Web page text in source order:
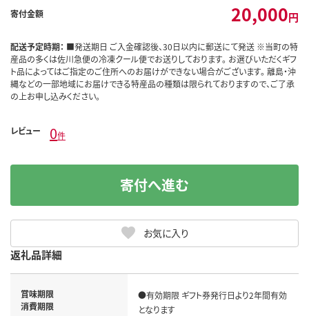
寄付金額 20,000円
配送予定時期： ■発送期日 ご入金確認後、30日以内に郵送にて発送 ※当町の特
産品の多くは佐川急便の冷凍クール便でお送りしております。 お選びいただくギフ
ト品によってはご指定のご住所へのお届けができない場合がございます。 離島・沖
縄などの一部地域にお届けできる特産品の種類は限られておりますので、ご了承
の上お申し込みください。
レビュー 0件
お気に入り
寄付へ進む
返礼品詳細
賞味期限
消費期限
●有効期限 ギフト券発行日より2年間有効
となります